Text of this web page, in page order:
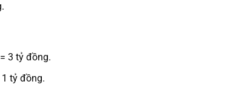
3 tỷ đồng.
tỷ đồng.